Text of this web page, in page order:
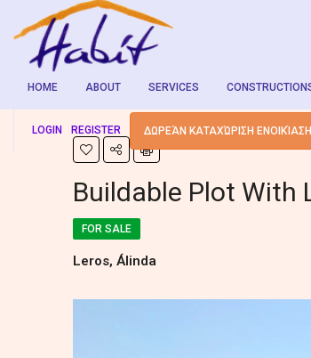
HOME ABOUT SERVICES
LOGIN REGISTER ΔΩΡΕΆΝ ΚΑΤΑΧΏΡΙΣΗ
Buildable Plot With
FOR SALE
Leros, Álinda